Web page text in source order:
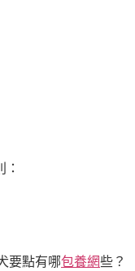
要點有哪包養網些？